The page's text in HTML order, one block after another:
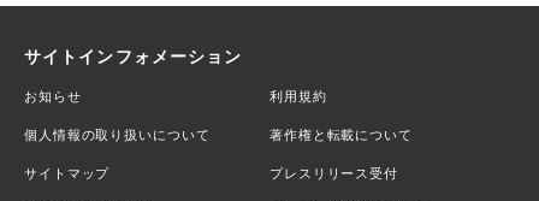
サイトインフォメーション
お知らせ 利用規約
個人情報の取り扱いについて 著作権と転載について
サイトマップ プレスリリース受付